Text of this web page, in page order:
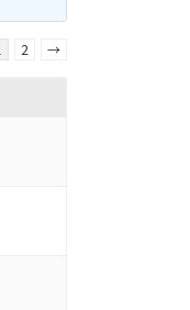
2 →